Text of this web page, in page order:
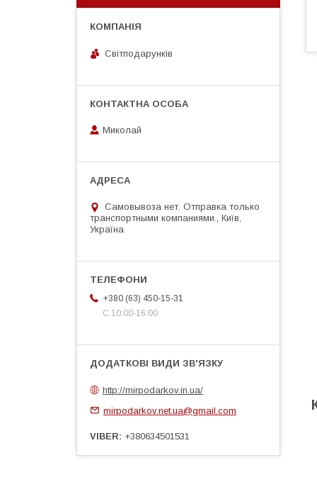
Світподарунків
Миколай
Самовывоза нет. Отправка только
транспортными компаниями., Київ,
Україна
+380 (63) 450-15-31
С 10:00-16:00
http://mirpodarkov.in.ua/
mirpodarkov.net.ua@gmail.com
VIBER +380634501531